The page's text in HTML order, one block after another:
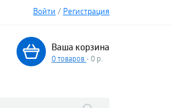
Войти / Регистрация
Ваша корзина
0товаров - 0 р.